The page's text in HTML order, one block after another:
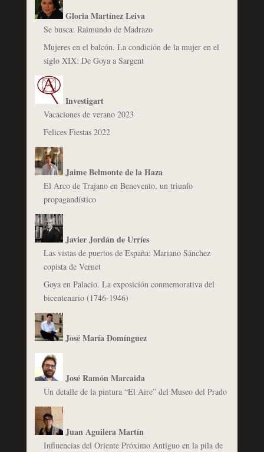
Gloria Martínez Leiva
Se busca: Raimundo de Madrazo
Mujeres en el balcón. La condición de la mujer en el
siglo XIX: De Goya a Sargent
Investigart
Vacaciones de verano 2023
Felices Fiestas 2022
Jaime Belmonte de la Haza
El Arco de Trajano en Benevento, un triunfo
propagandístico
Javier Jordán de Urríes
Las vistas de puertos de España: Mariano Sánchez
copista de Vernet
Goya en Palacio. La exposición conmemorativa del
bicentenario (1746-1946)
José María Domínguez
José Ramón Marcaida
Un detalle de la pintura “El Aire” del Museo del Prado
Juan Aguilera Martín
Influencias del Oriente Próximo Antiguo en la pila de